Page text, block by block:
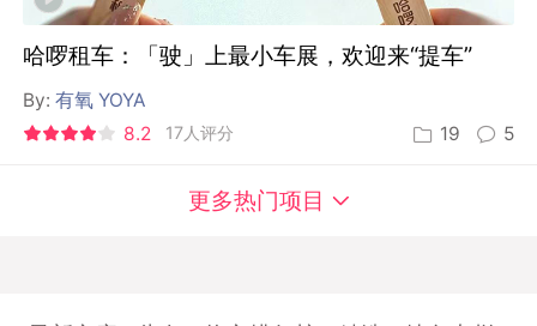
哈啰租车：「驶」上最小车展，欢迎来“提车”
By:有氧 YOYA
8.2
17人评分 19 5
更多热门项目